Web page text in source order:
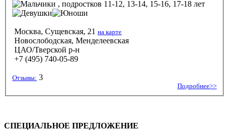
, подростков 11-12, 13-14, 15-16, 17-18 лет
Москва, Сущевская, 21 на карте
Новослободская, Менделеевская
ЦАО/Тверской р-н
+7 (495) 740-05-89
Отзывы: 3
Подробнее>>
СПЕЦИАЛЬНОЕ ПРЕДЛОЖЕНИЕ